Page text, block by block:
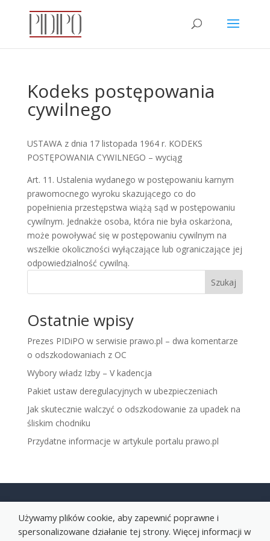
Kodeks postępowania
cywilnego
USTAWA z dnia 17 listopada 1964 r. KODEKS
POSTĘPOWANIA CYWILNEGO – wyciąg
Art. 11. Ustalenia wydanego w postępowaniu karnym
prawomocnego wyroku skazującego co do
popełnienia przestępstwa wiążą sąd w postępowaniu
cywilnym. Jednakże osoba, która nie była oskarżona,
może powoływać się w postępowaniu cywilnym na
wszelkie okoliczności wyłączające lub ograniczające jej
odpowiedzialność cywilną.
Szukaj
Ostatnie wpisy
Prezes PIDiPO w serwisie prawo.pl – dwa komentarze
o odszkodowaniach z OC
Wybory władz Izby – V kadencja
Pakiet ustaw deregulacyjnych w ubezpieczeniach
Jak skutecznie walczyć o odszkodowanie za upadek na
śliskim chodniku
Przydatne informacje w artykule portalu prawo.pl
Używamy plików cookie, aby zapewnić poprawne i
spersonalizowane działanie tej strony. Więcej informacji w